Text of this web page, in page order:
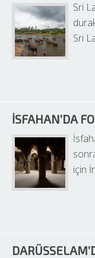
Sri
Sri
İSFAHAN’DA
için